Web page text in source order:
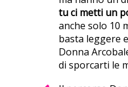
tu ci metti un
anche solo 10
basta leggere
Donna
di sporcarti le